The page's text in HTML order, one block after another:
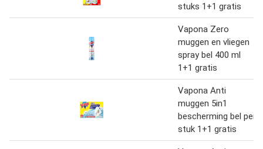
stuks 1+1 gratis
Vapona Zero
muggen en vliegen
spray bel 400 ml
1+1 gratis
Vapona Anti
muggen 5in1
bescherming bel per
stuk 1+1 gratis